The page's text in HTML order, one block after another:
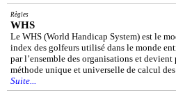
Règles
WHS
Le WHS (World Handicap System) est le
index des golfeurs utilisé dans le monde
par l’ensemble des organisations et
méthode unique et universelle de calcul
Suite...